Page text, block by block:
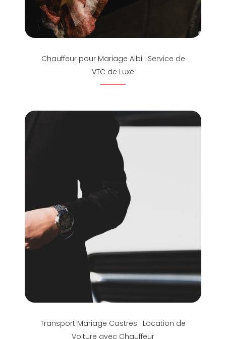
Chauffeur pour Mariage Albi : Service de
VTC de Luxe
Transport Mariage Castres : Location de
Voiture avec Chauffeur